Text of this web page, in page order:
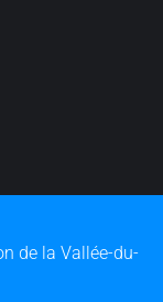
de la Vallée-du-